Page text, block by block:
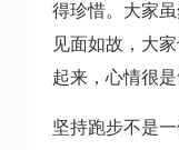
得珍惜。大家
见面如故，大
起来，心情很是
坚持跑步不是